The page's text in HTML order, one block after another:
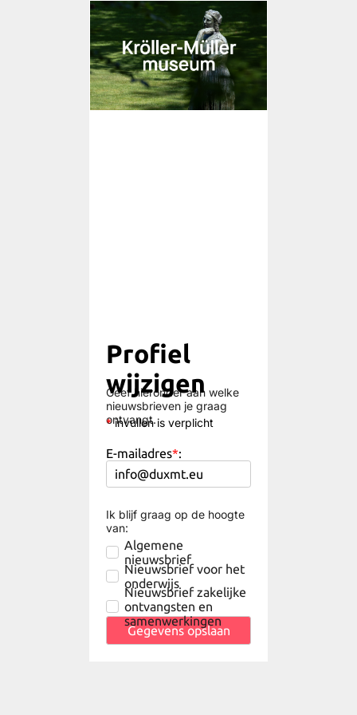
Geef hieronder aan welke
nieuwsbrieven je graag
ontvangt.
Profiel
wijzigen
E-mailadres*:
Gegevens opslaan
*invullen is verplicht
Algemene
nieuwsbrief
Nieuwsbrief voor het
onderwijs
Nieuwsbrief zakelijke
ontvangsten en
samenwerkingen
Ik blijf graag op de hoogte
van: